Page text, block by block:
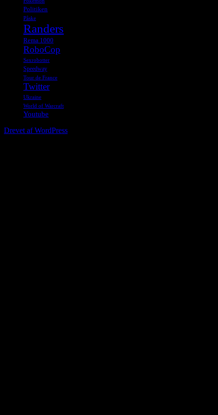
Politiken
Påske
Randers
Rema 1000
RoboCop
Sexrobotter
Speedway
Tour de France
Twitter
Ukraine
World of Warcraft
Youtube
Drevet af WordPress